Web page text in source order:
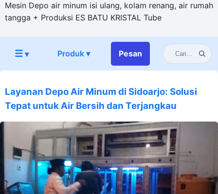
Mesin Depo air minum isi ulang, kolam renang, air rumah
tangga + Produksi ES BATU KRISTAL Tube
☰▾ Produk ▾ Pesan
Layanan Depo Air Minum di Sidoarjo: Solusi
Tepat untuk Air Bersih dan Terjangkau